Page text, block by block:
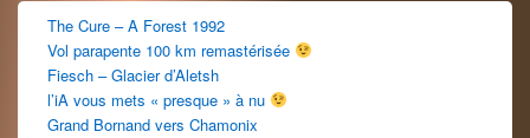
The Cure – A Forest 1992
Vol parapente 100 km remastérisée
Fiesch – Glacier d’Aletsh
l’iA vous mets « presque » à nu
Grand Bornand vers Chamonix